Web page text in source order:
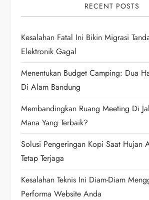
g
a
t
i
o
n
RECENT POSTS
Kesalahan Fatal Ini Bikin Migrasi
Elektronik Gagal
Menentukan Budget Camping: Dua
Di Alam Bandung
Membandingkan Ruang Meeting Di
Mana Yang Terbaik?
Solusi Pengeringan Kopi Saat Hujan
Tetap Terjaga
Kesalahan Teknis Ini Diam-Diam
Performa Website Anda